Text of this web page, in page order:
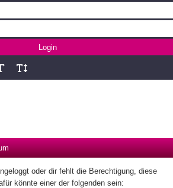
oder dir fehlt die Berechtigung, diese
könnte einer der folgenden sein: